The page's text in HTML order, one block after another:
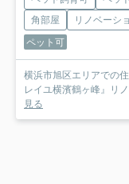
角部屋
リノベーシ
ペット可
横浜市旭区エリアでの
レイユ横濱鶴ヶ峰』リ
見る